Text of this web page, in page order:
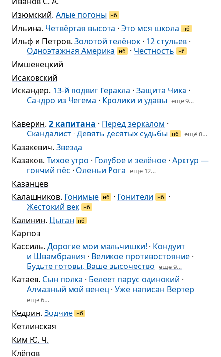
Изюмский. Алые погоны нб
Ильина. Четвёртая высота · Это моя школа нб
Ильф и Петров. Золотой телёнок · 12 стульев ·
Одноэтажная Америка
нб · Честность нб
Имшенецкий
Исаковский
Искандер. 13-й подвиг Геракла · Защита Чика ·
Сандро из Чегема · Кролики и удавы ещё 9…
Каверин. 2 капитана · Перед зеркалом ·
Скандалист · Девять десятых судьбы нб ещё 8…
Казакевич. Звезда
Казаков. Тихое утро · Голубое и зелёное · Арктур —
гончий пёс · Оленьи Рога ещё 12…
Казанцев
Калашников. Гонимые нб · Гонители нб
·
Жестокий век нб
Калинин. Цыган нб
Карпов
Кассиль. Дорогие мои мальчишки! · Кондуит
и Швамбрания · Великое противостояние ·
Будьте готовы, Ваше высочество ещё 9…
Катаев. Сын полка · Белеет парус одинокий ·
Алмазный мой венец · Уже написан Вертер
ещё 6…
Кедрин. Зодчие нб
Кетлинская
Ким Ю. Ч.
Клёпов